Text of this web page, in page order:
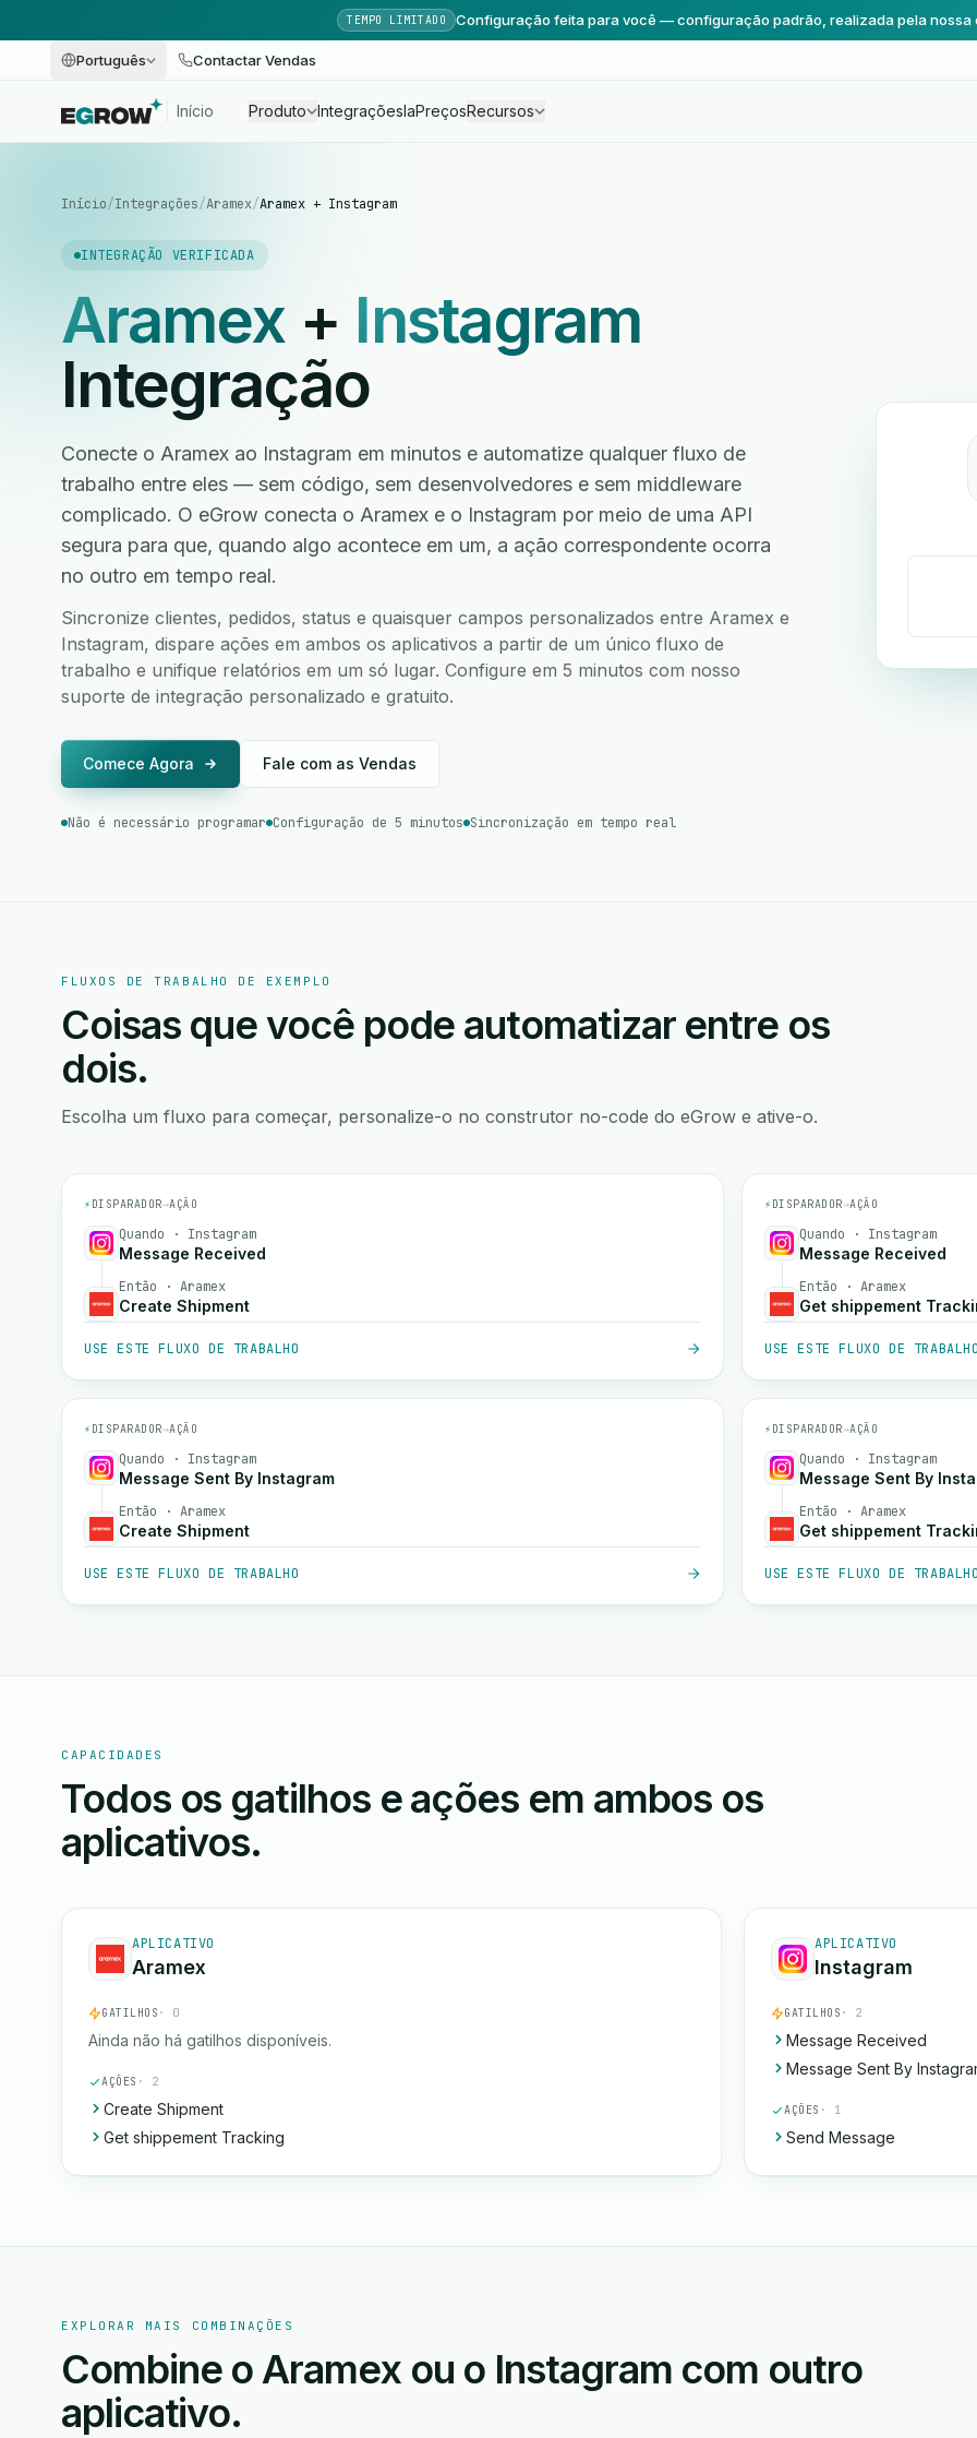
TEMPO LIMITADO Configuração feita para você — configuração padrão, realizada pela nossa
Português Contactar Vendas
Início Produto IntegraçõesIaPreçosRecursos
Início/Integrações/Aramex/Aramex + Instagram
INTEGRAÇÃO VERIFICADA
Aramex+ Instagram
Integração
Conecte o Aramex ao Instagram em minutos e automatize qualquer fluxo de
trabalho entre eles — sem código, sem desenvolvedores e sem middleware
complicado. O eGrow conecta o Aramex e o Instagram por meio de uma API
segura para que, quando algo acontece em um, a ação correspondente ocorra
no outro em tempo real.
Sincronize clientes, pedidos, status e quaisquer campos personalizados entre Aramex e
Instagram, dispare ações em ambos os aplicativos a partir de um único fluxo de
trabalho e unifique relatórios em um só lugar. Configure em 5 minutos com nosso
suporte de integração personalizado e gratuito.
Comece Agora Fale com as Vendas
Não é necessário programar Configuração de 5 minutos Sincronização em tempo real
FLUXOS DE TRABALHO DE EXEMPLO
Coisas que você pode automatizar entre os
dois.
Escolha um fluxo para começar, personalize-o no construtor no-code do eGrow e ative-o.
⚡ DISPARADOR→AÇÃO
Quando · Instagram
Message Received
Então · Aramex
Create Shipment
USE ESTE FLUXO DE TRABALHO
⚡ DISPARADOR→AÇÃO
Quando · Instagram
Message Received
Então · Aramex
Get shippement
USE ESTE FLUXO DE
⚡ DISPARADOR→AÇÃO
Quando · Instagram
Message Sent By Instagram
Então · Aramex
Create Shipment
USE ESTE FLUXO DE TRABALHO
⚡ DISPARADOR→AÇÃO
Quando · Instagram
Message Sent By
Então · Aramex
Get shippement
USE ESTE FLUXO DE
CAPACIDADES
Todos os gatilhos e ações em ambos os
aplicativos.
APLICATIVO
Aramex
GATILHOS · 0
Ainda não há gatilhos disponíveis.
AÇÕES · 2
Create Shipment
Get shippement Tracking
APLICATIVO
Instagram
GATILHOS · 2
Message Received
Message Sent By
AÇÕES · 1
Send Message
EXPLORAR MAIS COMBINAÇÕES
Combine o Aramex ou o Instagram com outro
aplicativo.